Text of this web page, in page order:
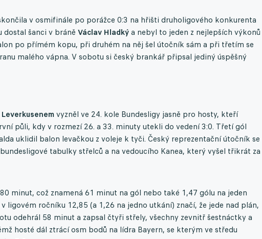
v osmifinále po porážce 0:3 na hřišti druholigového konkurenta
dostal šanci v bráně Václav Hladký a nebyl to jeden z nejlepších výkonů
po přímém kopu, při druhém na něj šel útočník sám a při třetím se
malého vápna. V sobotu si český brankář připsal jediný úspěšný
Leverkusenem vyzněl ve 24. kole Bundesligy jasně pro hosty, kteří
půli, kdy v rozmezí 26. a 33. minuty utekli do vedení 3:0. Třetí gól
uklidil balon levačkou z voleje k tyči. Český reprezentační útočník se
tabulky střelců a na vedoucího Kanea, který vyšel třikrát za
minut, což znamená 61 minut na gól nebo také 1,47 gólu na jeden
ligovém ročníku 12,85 (a 1,26 na jedno utkání) značí, že jede nad plán,
odehrál 58 minut a zapsal čtyři střely, všechny zevnitř šestnáctky a
hosté dál ztrácí osm bodů na lídra Bayern, se kterým ve středu